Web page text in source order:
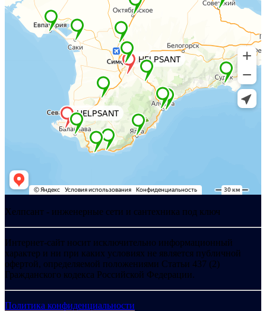
Хелпсант - инженерные сети и сантехника под ключ
Интернет-сайт носит исключительно информационный
характер и ни при каких условиях не является публичной
офертой, определяемой положениями Статьи 437 (2)
Гражданского кодекса Российской Федерации.
Политика конфиденциальности